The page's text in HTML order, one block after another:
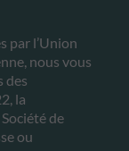
par l’Union
nous vous
des
la
de
ou